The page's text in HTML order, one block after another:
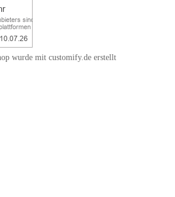
wurde mit customify.de erstellt